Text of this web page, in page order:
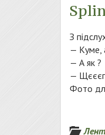
З
— Куме,
— А як ?
—
Фото